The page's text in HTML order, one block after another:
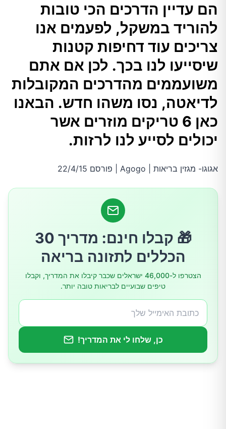
דחיפות קטנות שיסייעו לנו בכך. לכן אם אתם
משועממים מהדרכים המקובלות לדיאטה, נסו
משהו חדש. הבאנו כאן 6 טריקים מוזרים אשר
יכולים לסייע לנו לרזות.
1.איכלו מול המראה
2.בחרו שותף לארוחה מבני המין השני
3.שלמו במזומן
4.הסניפו וניל
אהבתם את המאמר? פרגנו בלייק!
הם עדיין הדרכים הכי טובות
להוריד במשקל, לפעמים אנו
צריכים עוד דחיפות קטנות
שיסייעו לנו בכך. לכן אם אתם
משועממים מהדרכים המקובלות
לדיאטה, נסו משהו חדש. הבאנו
כאן 6 טריקים מוזרים אשר
יכולים לסייע לנו לרזות.
אגוגו- מגזין בריאות | Agogo | פורסם 22/4/15
🎁 קבלו חינם: מדריך 30
הכללים לתזונה בריאה
הצטרפו ל-46,000 ישראלים שכבר קיבלו את המדריך, וקבלו
טיפים שבועיים לבריאות טובה יותר.
כן, שלחו לי את המדריך!